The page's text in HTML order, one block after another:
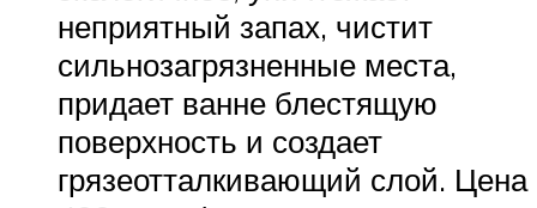
неприятный запах, чистит
сильнозагрязненные места,
придает ванне блестящую
поверхность и создает
грязеотталкивающий слой. Цена